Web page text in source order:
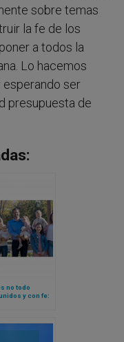
sobre temas
la fe de los
a todos la
Lo hacemos
ser
presupuesta de
no todo
y con fe: